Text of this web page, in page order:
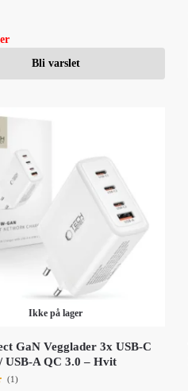
Bli varslet
Ikke på lager
GaN Vegglader 3x USB-C
USB-A QC 3.0 – Hvit
(1)